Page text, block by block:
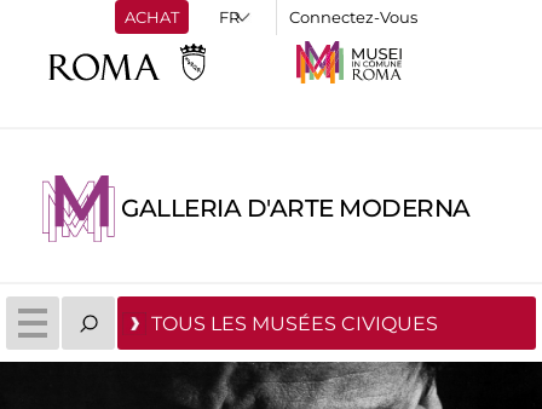
ACHAT Connectez-Vous
GALLERIA D'ARTE MODERNA
TOUS LES MUSÉES CIVIQUES